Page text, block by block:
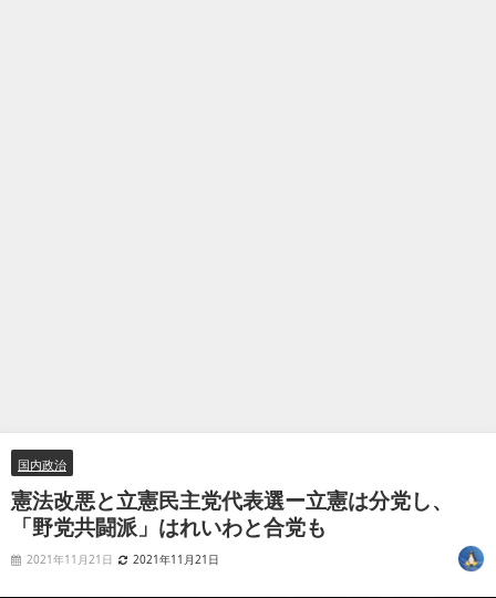
国内政治
憲法改悪と立憲民主党代表選ー立憲は分党し、
「野党共闘派」はれいわと合党も
2021年11月21日 2021年11月21日